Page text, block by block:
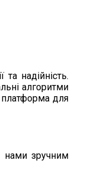
надійність.
алгоритми
платформа для
нами зручним